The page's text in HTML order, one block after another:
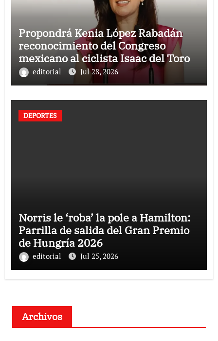
Propondrá Kenia López Rabadán
reconocimiento del Congreso
mexicano al ciclista Isaac del Toro
editorial Jul 28, 2026
DEPORTES
Norris le ‘roba’ la pole a Hamilton:
Parrilla de salida del Gran Premio
de Hungría 2026
editorial Jul 25, 2026
Archivos